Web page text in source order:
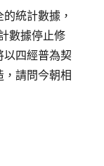
統計數據，
數據停止修
四經普為契
請問今朝相